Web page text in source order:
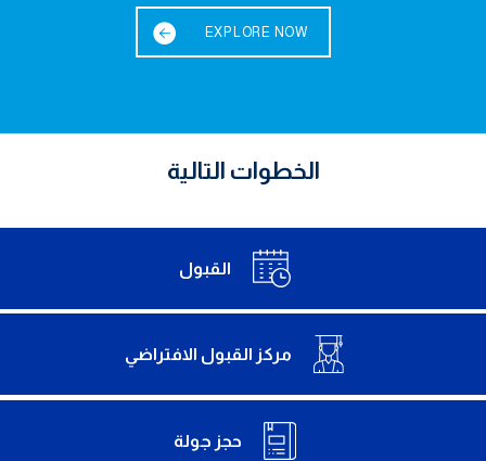
EXPLORE NOW
الخطوات التالية
القبول
مركز القبول الافتراضي
حجز جولة